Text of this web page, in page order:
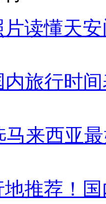
片读懂天
内旅行时
马来西亚
地推荐！